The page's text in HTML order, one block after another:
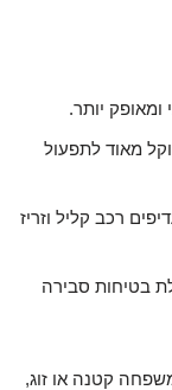
ומאופק יותר.
מאוד לתפעול
רכב קליל וזריז
בטיחות סבירה
קטנה או זוג,